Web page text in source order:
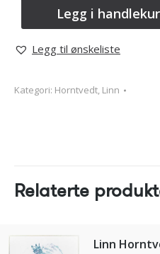
Legg i
Legg til ønskeliste
Kategori: Horntvedt, Linn
Relaterte
Linn